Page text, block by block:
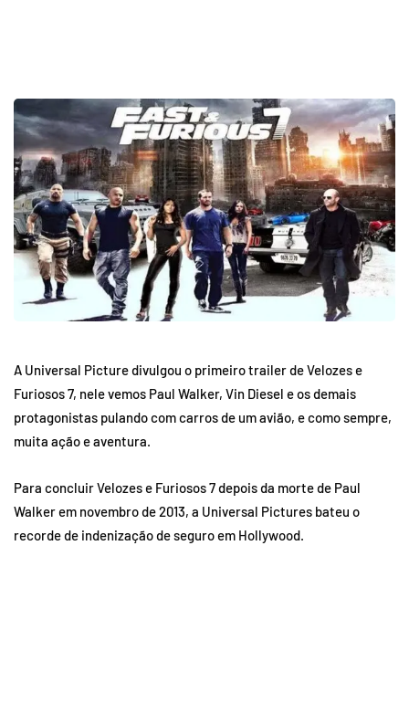
A Universal Picture divulgou o primeiro trailer de Velozes e
Furiosos 7, nele vemos Paul Walker, Vin Diesel e os demais
protagonistas pulando com carros de um avião, e como sempre,
muita ação e aventura.
Para concluir Velozes e Furiosos 7 depois da morte de Paul
Walker em novembro de 2013, a Universal Pictures bateu o
recorde de indenização de seguro em Hollywood.